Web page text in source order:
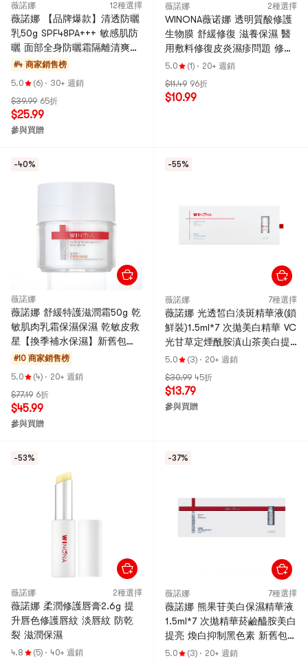
薇諾娜 12種選擇
薇諾娜 【品牌爆款】清透防曬
乳50g SPF48PA+++ 敏感肌防
曬 面部全身防曬霜隔離清爽輕
薄 不油膩 50g防曬正裝
#4 商家銷售榜
5.0
(6) · 30+ 週銷
$39.99 65折
$25.99
參與買贈
薇諾娜 2種選擇
WINONA薇诺娜 透明質酸修護
生物膜 舒緩修復 滋養保濕 醫
用敷料修復皮炎濕疹問題 修護
乳 30g
5.0 (1) · 20+ 週銷
$11.49 96折
$10.99
-40%
薇諾娜
薇諾娜 舒緩特護滋潤霜50g 乾
敏肌肉乳霜保濕保濕 乾敏皮救
星【換季補水保濕】新舊包裝
隨機出貨
#10 商家銷售榜
5.0
(4) · 20+ 週銷
$77.19 6折
$45.99
參與買贈
-55%
薇諾娜 7種選擇
薇諾娜 光透皙白淡斑精華液(鎖
鮮裝)1.5ml*7 次拋美白精華 VC
光甘草定煙酰胺滇山茶美白提
亮 煥白抑制黑色素 爆款【修白
5.0 (3) · 20+ 週銷
$30.99 45折
$13.79
參與買贈
-53%
薇諾娜 2種選擇
薇諾娜 柔潤修護唇膏2.6g 提
升唇色修護唇紋 淡唇紋 防乾
裂 滋潤保濕
4.8 (5) · 40+ 週銷
-37%
薇諾娜 7種選擇
薇諾娜 熊果苷美白保濕精華液
1.5ml*7 次拋精華菸鹼醯胺美白
提亮 煥白抑制黑色素 新舊包裝
隨機出貨
5.0 (3) · 20+ 週銷